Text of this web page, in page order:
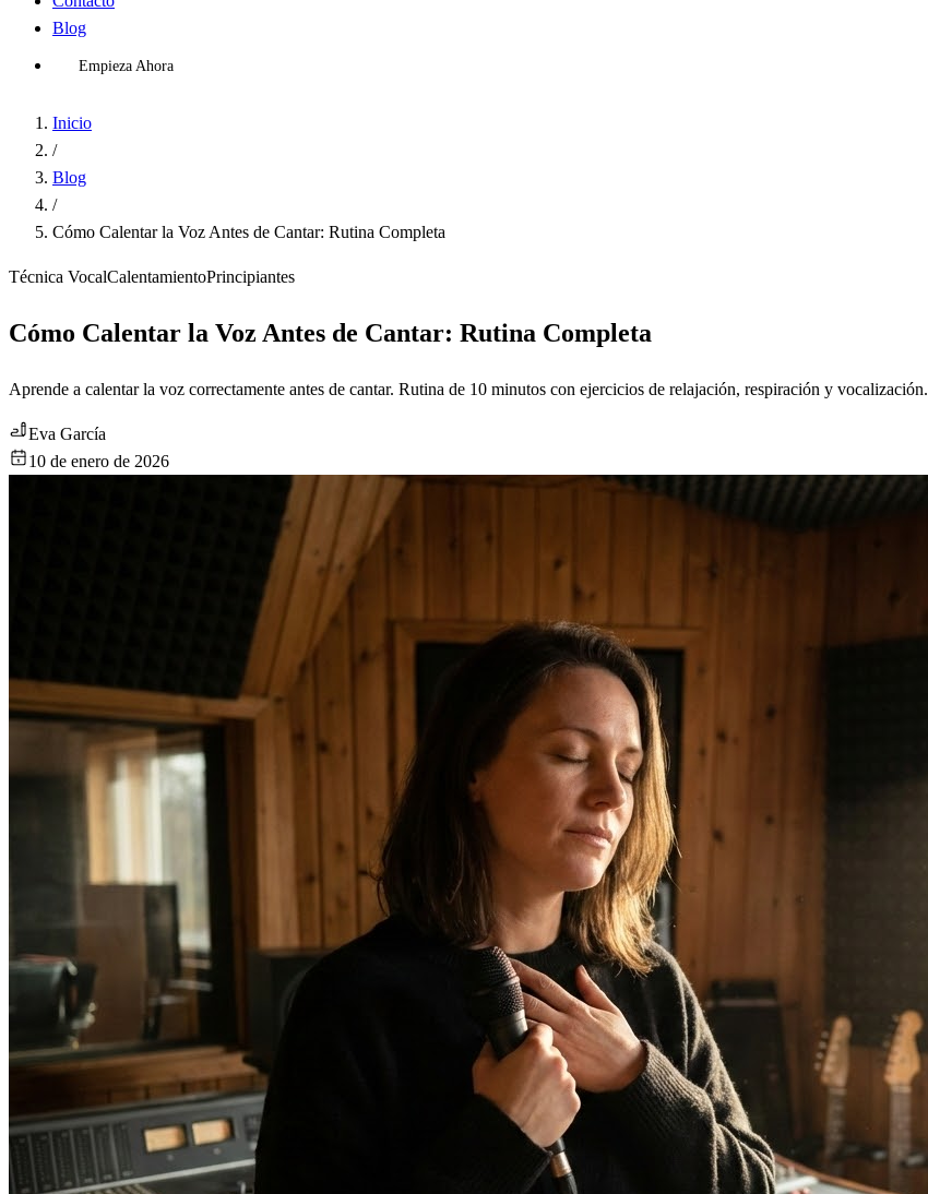
Blog
Empieza Ahora
Inicio
/
Blog
/
Cómo Calentar la Voz Antes de Cantar: Rutina Completa
Técnica VocalCalentamientoPrincipiantes
Cómo Calentar la Voz Antes de Cantar: Rutina Completa
Aprende a calentar la voz correctamente antes de cantar. Rutina de 10 minutos con ejercicios de relajación, respiración y vocalización.
Eva García
10 de enero de 2026